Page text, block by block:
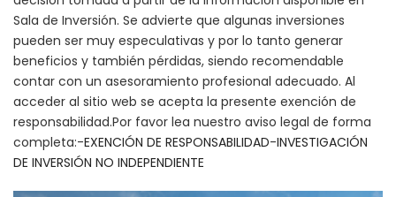
Sala de Inversión. Se advierte que algunas inversiones
pueden ser muy especulativas y por lo tanto generar
beneficios y también pérdidas, siendo recomendable
contar con un asesoramiento profesional adecuado. Al
acceder al sitio web se acepta la presente exención de
responsabilidad.Por favor lea nuestro aviso legal de forma
completa:-EXENCIÓN DE RESPONSABILIDAD-INVESTIGACIÓN
DE INVERSIÓN NO INDEPENDIENTE